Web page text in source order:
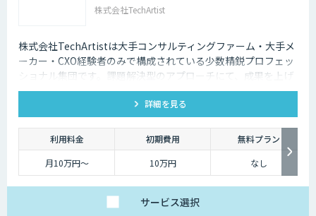
株式会社TechArtist
株式会社TechArtistは大手コンサルティングファーム・大手メ
ーカー・CXO経験者のみで構成されている少数精鋭プロフェッ
ショナル集団です。課題解決型のアプローチにて、成果を上げ
るソリューションを『高速』『高品質』『低予算』でご提供可
詳細を見る
利用料金 初期費用
無料プラン
月10万円〜
10万円 なし
サービス選択